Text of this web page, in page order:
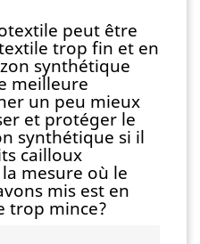
peut être
trop fin et en
synthétique
meilleure
un peu mieux
et protéger le
synthétique si il
cailloux
mesure où le
mis est en
trop mince?